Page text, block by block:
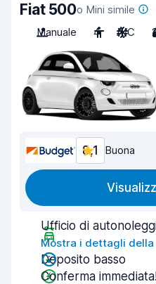
Fiat 500o Mini simile
Manuale
4 A/C
8,1 Buona
Ufficio di
Mostra i dettagli della
Deposito basso
Conferma